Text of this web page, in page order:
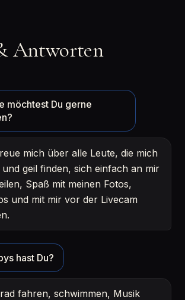
Antworten
möchtest Du gerne
mich über alle Leute, die mich
geil finden, sich einfach an mir
Spaß mit meinen Fotos,
und mit mir vor der Livecam
hast Du?
fahren, schwimmen, Musik